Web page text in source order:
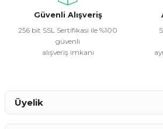
Güvenli Alışveriş
256 bit SSL Sertifikası ile %100
güvenli
alışveriş imkanı
Üyelik